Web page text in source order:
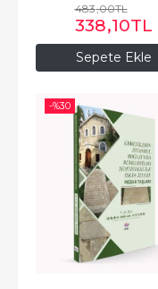
Sepete Ekle
483,00TL
338,10TL
-%30